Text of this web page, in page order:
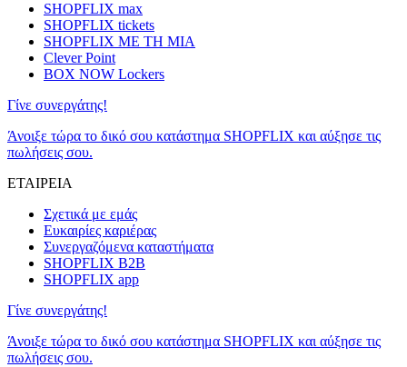
SHOPFLIX max
SHOPFLIX tickets
SHOPFLIX ΜΕ ΤΗ ΜΙΑ
Clever Point
BOX NOW Lockers
Γίνε συνεργάτης!
Άνοιξε τώρα το δικό σου κατάστημα SHOPFLIX και αύξησε τις
πωλήσεις σου.
ΕΤΑΙΡΕΙΑ
Σχετικά με εμάς
Ευκαιρίες καριέρας
Συνεργαζόμενα καταστήματα
SHOPFLIX B2B
SHOPFLIX app
Γίνε συνεργάτης!
Άνοιξε τώρα το δικό σου κατάστημα SHOPFLIX και αύξησε τις
πωλήσεις σου.